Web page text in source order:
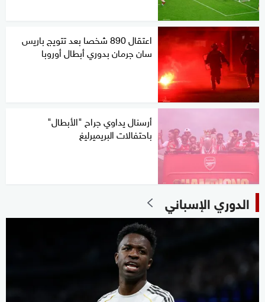
اعتقال 890 شخصا بعد تتويج باريس
سان جرمان بدوري أبطال أوروبا
أرسنال يداوي جراح "الأبطال"
باحتفالات البريميرليغ
الدوري الإسباني